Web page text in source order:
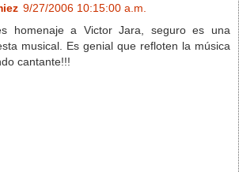
9/27/2006 10:15:00 a.m.
homenaje a Victor Jara, seguro es una
musical. Es genial que refloten la música
cantante!!!